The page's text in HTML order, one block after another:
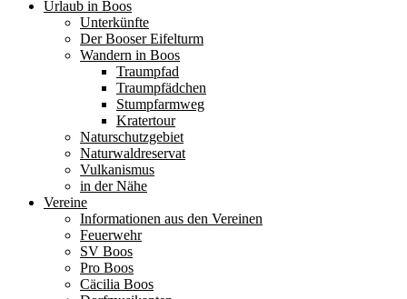
Urlaub in Boos
Unterkünfte
Der Booser Eifelturm
Wandern in Boos
Traumpfad
Traumpfädchen
Stumpfarmweg
Kratertour
Naturschutzgebiet
Naturwaldreservat
Vulkanismus
in der Nähe
Vereine
Informationen aus den Vereinen
Feuerwehr
SV Boos
Pro Boos
Cäcilia Boos